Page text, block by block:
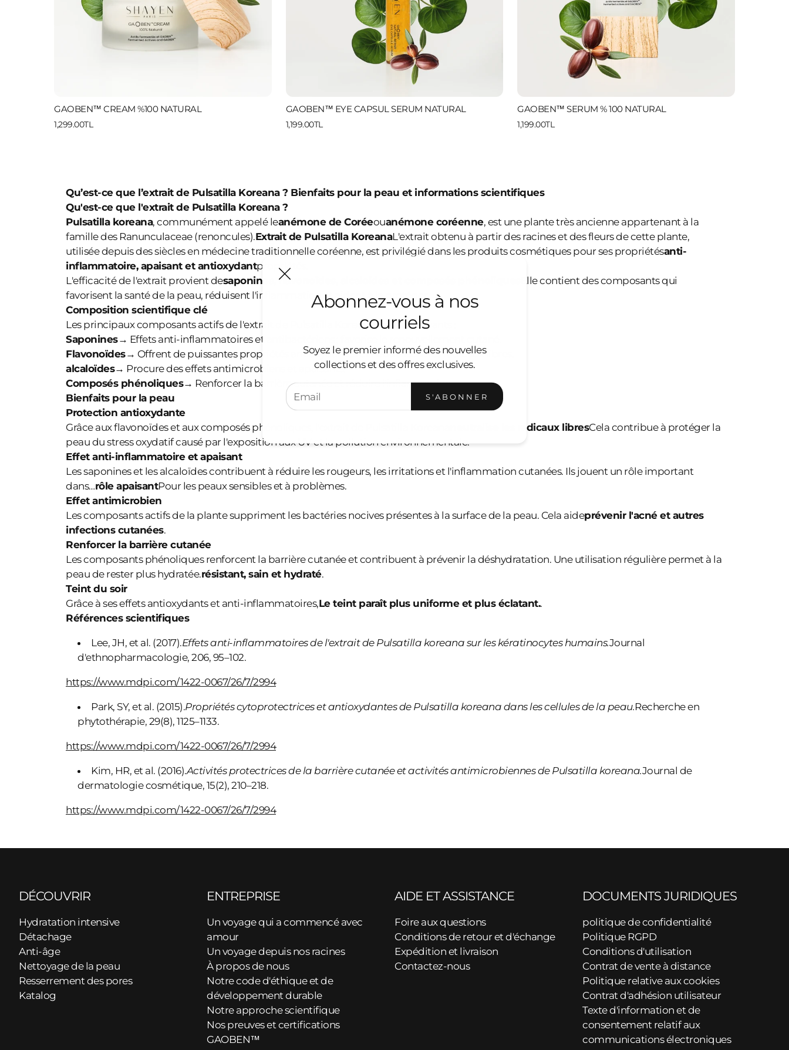
Abonnez-vous à nos
courriels
Soyez le premier informé des nouvelles
collections et des offres exclusives.
S'ABONNER
GAOBEN™ CREAM %100 NATURAL
1,299.00TL
GAOBEN™ EYE CAPSUL SERUM NATURAL
1,199.00TL
GAOBEN™ SERUM % 100 NATURAL
1,199.00TL
Qu’est-ce que l’extrait de Pulsatilla Koreana ? Bienfaits pour la peau et informations scientifiques
Qu'est-ce que l'extrait de Pulsatilla Koreana ?
Pulsatilla koreana, communément appelé leanémone de Coréeouanémone coréenne, est une plante très ancienne appartenant à la
famille des Ranunculaceae (renoncules).Extrait de Pulsatilla KoreanaL'extrait obtenu à partir des racines et des fleurs de cette plante,
utilisée depuis des siècles en médecine traditionnelle coréenne, est privilégié dans les produits cosmétiques pour ses propriétésanti-
inflammatoire, apaisant et antioxydantpropriétés.
L'efficacité de l'extrait provient desaponines, flavonoïdes, alcaloïdes et composés phénoliques
Elle contient des composants qui
favorisent la santé de la peau, réduisent l'inflammation et aident à la protéger.
Composition scientifique clé
Les principaux composants actifs de l'extrait de Pulsatilla Koreana sont les suivants :
Saponines→ Effets anti-inflammatoires et antibactériens ; favorise le renouvellement cutané.
Flavonoïdes→ Offrent de puissantes propriétés antioxydantes et neutralisent les radicaux libres.
alcaloïdes→ Procure des effets antimicrobiens et apaisants.
Composés phénoliques→ Renforcer la barrière cutanée et réduire l'inflammation.
Bienfaits pour la peau
Protection antioxydante
Grâce aux flavonoïdes et aux composés phénoliques, l'extrait de Pulsatilla Koreana
neutralise les radicaux libresCela contribue à protéger la
peau du stress oxydatif causé par l'exposition aux UV et la pollution environnementale.
Effet anti-inflammatoire et apaisant
Les saponines et les alcaloïdes contribuent à réduire les rougeurs, les irritations et l'inflammation cutanées. Ils jouent un rôle important
dans…rôle apaisantPour les peaux sensibles et à problèmes.
Effet antimicrobien
Les composants actifs de la plante suppriment les bactéries nocives présentes à la surface de la peau. Cela aideprévenir l'acné et autres
infections cutanées.
Renforcer la barrière cutanée
Les composants phénoliques renforcent la barrière cutanée et contribuent à prévenir la déshydratation. Une utilisation régulière permet à la
peau de rester plus hydratée.résistant, sain et hydraté.
Teint du soir
Grâce à ses effets antioxydants et anti-inflammatoires,Le teint paraît plus uniforme et plus éclatant..
Références scientifiques
Lee, JH, et al. (2017).Effets anti-inflammatoires de l'extrait de Pulsatilla koreana sur les kératinocytes humains.Journal
d'ethnopharmacologie, 206, 95–102.
https://www.mdpi.com/1422-0067/26/7/2994
Park, SY, et al. (2015).Propriétés cytoprotectrices et antioxydantes de Pulsatilla koreana dans les cellules de la peau.Recherche en
phytothérapie, 29(8), 1125–1133.
https://www.mdpi.com/1422-0067/26/7/2994
Kim, HR, et al. (2016).Activités protectrices de la barrière cutanée et activités antimicrobiennes de Pulsatilla koreana.Journal de
dermatologie cosmétique, 15(2), 210–218.
https://www.mdpi.com/1422-0067/26/7/2994
DÉCOUVRIR
Hydratation intensive
Détachage
Anti-âge
Nettoyage de la peau
Resserrement des pores
Katalog
ENTREPRISE
Un voyage qui a commencé avec
amour
Un voyage depuis nos racines
À propos de nous
Notre code d'éthique et de
développement durable
Notre approche scientifique
Nos preuves et certifications
GAOBEN™
AIDE ET ASSISTANCE
Foire aux questions
Conditions de retour et d'échange
Expédition et livraison
Contactez-nous
DOCUMENTS JURIDIQUES
politique de confidentialité
Politique RGPD
Conditions d'utilisation
Contrat de vente à distance
Politique relative aux cookies
Contrat d'adhésion utilisateur
Texte d'information et de
consentement relatif aux
communications électroniques